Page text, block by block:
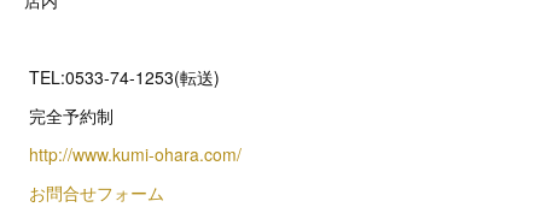
TEL:0533-74-1253(転送)
完全予約制
http://www.kumi-ohara.com/
お問合せフォーム